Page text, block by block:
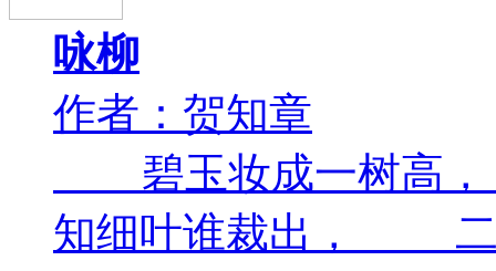
咏柳
作者：贺知章
碧玉妆成一树高
知细叶谁裁出， 二